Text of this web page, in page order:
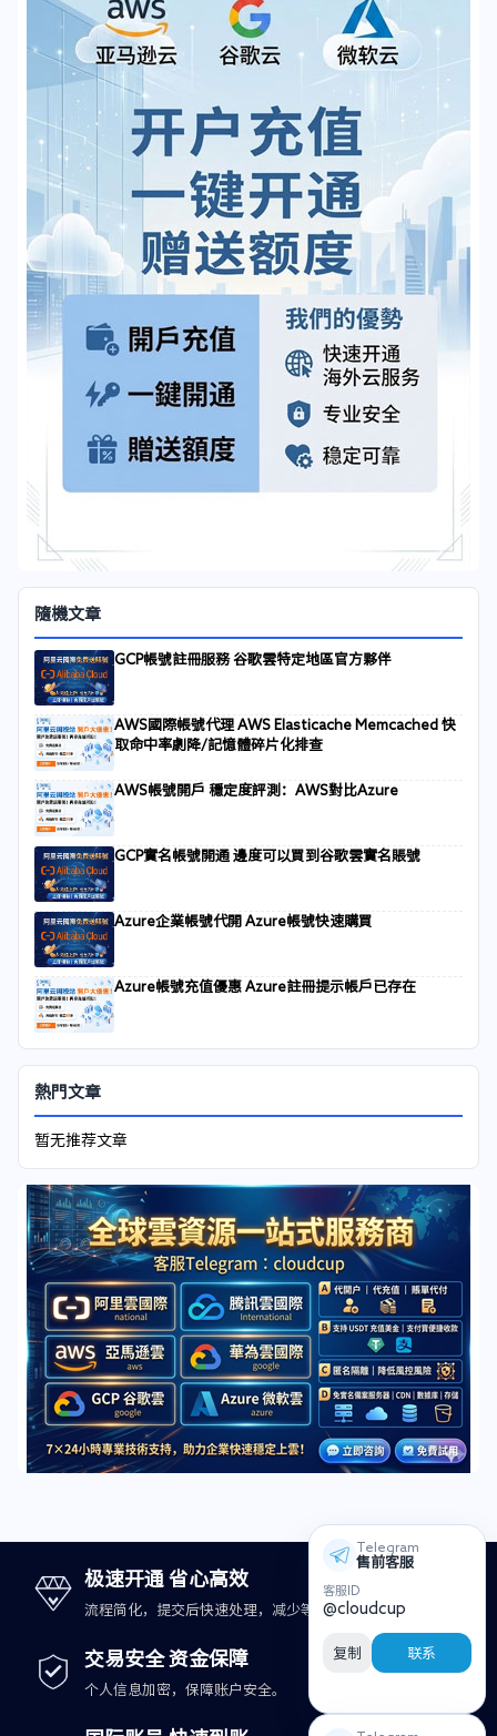
隨機文章
GCP帳號註冊服務 谷歌雲特定地區官方夥伴
AWS國際帳號代理 AWS Elasticache Memcached 快
取命中率劇降/記憶體碎片化排查
AWS帳號開戶 穩定度評測：AWS對比Azure
GCP實名帳號開通 邊度可以買到谷歌雲實名賬號
Azure企業帳號代開 Azure帳號快速購買
Azure帳號充值優惠 Azure註冊提示帳戶已存在
熱門文章
暂无推荐文章
极速开通 省心高效
流程简化，提交后快速处理，减少等待时间。
交易安全 资金保障
个人信息加密，保障账户安全。
Telegram
售前客服
客服ID
@cloudcup
复制 联系